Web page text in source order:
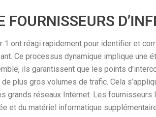
FOURNISSEURS
ont réagi rapidement pour identifier et
Ce processus dynamique implique une
ils garantissent que les points
plus gros volumes de trafic. Cela
grands réseaux Internet. Les
et du matériel informatique